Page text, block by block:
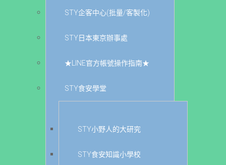
STY企客中心(批量/客製化)
STY日本東京辦事處
★LINE官方帳號操作指南★
STY食安學堂
STY小野人的大研究
STY食安知識小學校